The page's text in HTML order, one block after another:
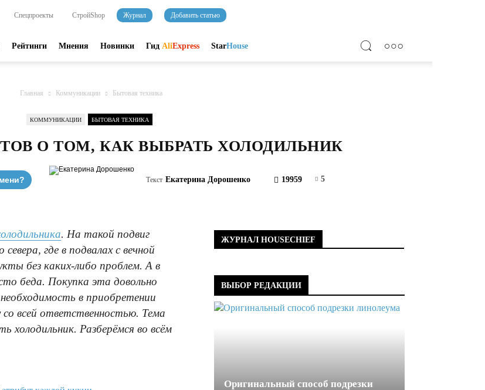
Спецпроекты СтройShop Журнал Добавить статью
Рейтинги Мнения Новинки Гид AliExpress StarHouse
Главная Коммуникации Бытовая техника
КОММУНИКАЦИИ БЫТОВАЯ ТЕХНИКА
О ТОМ, КАК ВЫБРАТЬ ХОЛОДИЛЬНИК
Текст Екатерина Дорошенко 19959 5
. На такой подвиг
где в подвалах с вечной
без каких-либо проблем. А в
беда. Покупка эта довольно
в приобретении
всей ответственностью. Тема
Разберёмся во всём
ЖУРНАЛ HOUSECHIEF
ВЫБОР РЕДАКЦИИ
Оригинальный способ подрезки